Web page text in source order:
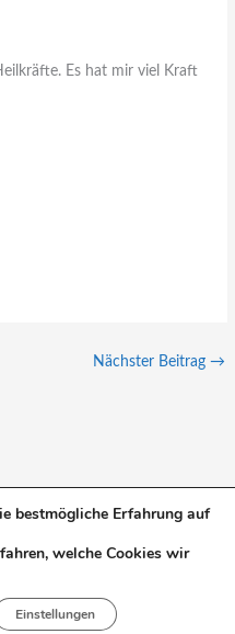
Es hat mir viel Kraft
Nächster Beitrag →
bestmögliche Erfahrung auf
welche Cookies wir
Einstellungen